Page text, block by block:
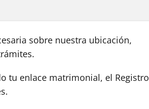
sobre nuestra ubicación,
tu enlace matrimonial, el Registro